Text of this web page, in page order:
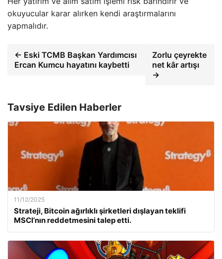
okuyucular karar alırken kendi araştırmalarını
yapmalıdır.
← Eski TCMB Başkan Yardımcısı
Ercan Kumcu hayatını kaybetti
Zorlu çeyrekte
net kâr artışı
→
Tavsiye Edilen Haberler
11/12/2025
Strateji, Bitcoin ağırlıklı şirketleri dışlayan teklifi
MSCI’nın reddetmesini talep etti.